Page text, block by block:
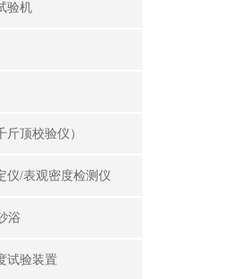
验机
斤顶校验仪）
仪/表观密度检测仪
浴
试验装置